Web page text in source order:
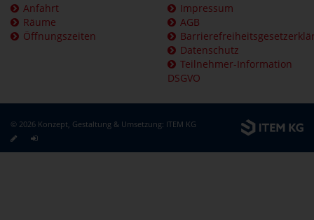
Anfahrt
Räume
Öffnungszeiten
Impressum
AGB
Datenschutz
Teilnehmer-Information
DSGVO
© 2026 Konzept, Gestaltung & Umsetzung: ITEM KG